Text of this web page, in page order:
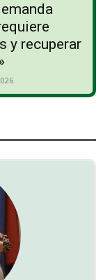
y recuperar